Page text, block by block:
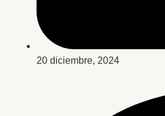
20 diciembre, 2024